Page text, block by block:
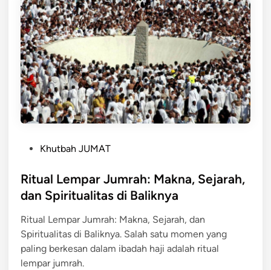
s
t
d
i
n
Khutbah JUMAT
Ritual Lempar Jumrah: Makna, Sejarah,
dan Spiritualitas di Baliknya
Ritual Lempar Jumrah: Makna, Sejarah, dan
Spiritualitas di Baliknya. Salah satu momen yang
paling berkesan dalam ibadah haji adalah ritual
lempar jumrah.